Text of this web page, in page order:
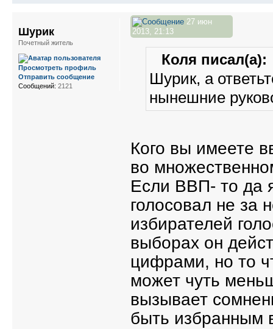
27 июн
2013, 21:13
Коля писал(а):
Шурик, а
нынешние
Кого вы имеете
во
Если ВВП- то да
голосовал не за
избирателей
выборах он
цифрами, но то
может чуть
вызывает
быть избранным
Шурик
Почетный житель
Просмотреть профиль
Отправить сообщение
Сообщений: 2121